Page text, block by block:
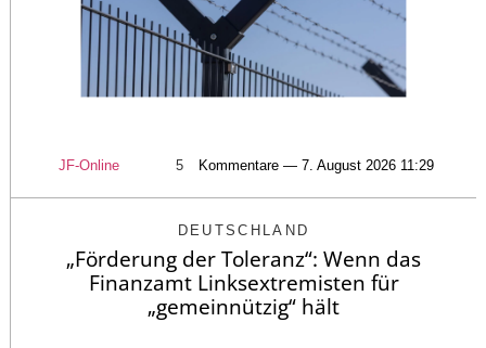
JF-Online 5 Kommentare — 7. August 2026 11:29
DEUTSCHLAND
„Förderung der Toleranz“: Wenn das
Finanzamt Linksextremisten für
„gemeinnützig“ hält